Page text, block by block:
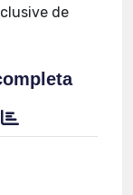
de